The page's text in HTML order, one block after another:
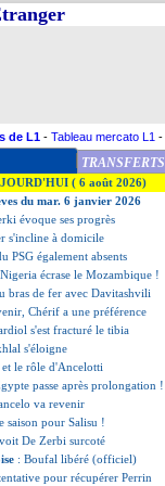
de L1 - Tableau mercato L1 -
TRANSFERTS
( 6 août 2026)
du mar. 6 janvier 2026
évoque ses progrès
s'incline à domicile
PSG également absents
écrase le Mozambique !
bras de fer avec Davitashvili
Chérif a une préférence
s'est fracturé le tibia
s'éloigne
le rôle d'Ancelotti
passe après prolongation !
va revenir
saison pour Salisu !
De Zerbi surcoté
: Boufal libéré (officiel)
pour récupérer Perrin